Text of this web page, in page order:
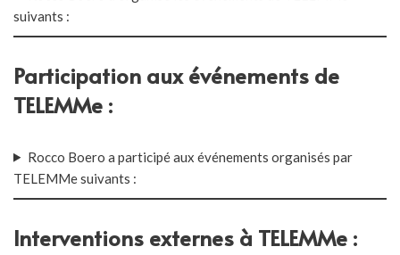
suivants :
Participation aux événements de
TELEMMe :
Rocco Boero a participé aux événements organisés par
TELEMMe suivants :
Interventions externes à TELEMMe :